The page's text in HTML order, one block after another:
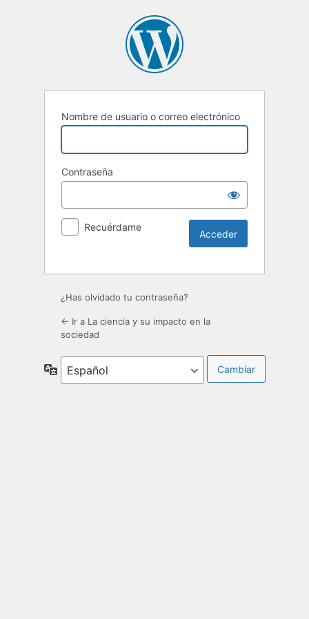
Nombre de usuario o correo electrónico
Contraseña
Recuérdame
¿Has olvidado tu contraseña?
← Ir a La ciencia y su impacto en la
sociedad
Idioma